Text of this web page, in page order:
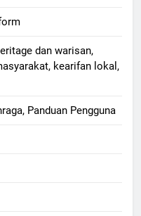
dan warisan,
kearifan lokal,
Panduan Pengguna